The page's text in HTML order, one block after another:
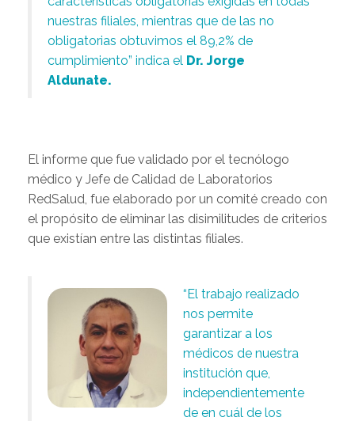
nuestras filiales, mientras que de las no
obligatorias obtuvimos el 89,2% de
cumplimiento” indica el Dr. Jorge
Aldunate.
El informe que fue validado por el tecnólogo
médico y Jefe de Calidad de Laboratorios
RedSalud, fue elaborado por un comité creado con
el propósito de eliminar las disimilitudes de criterios
que existían entre las distintas filiales.
“El trabajo realizado
nos permite
garantizar a los
médicos de nuestra
institución que,
independientemente
de en cuál de los